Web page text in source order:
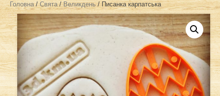
Головна/Свята/Великдень/ Писанка карпатська